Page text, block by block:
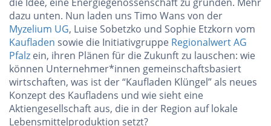
die Idee, eine Energiegenossenschaft zu gründen. Mehr
dazu unten. Nun laden uns Timo Wans von der
Myzelium UG, Luise Sobetzko und Sophie Etzkorn vom
Kaufladen sowie die Initiativgruppe Regionalwert AG
Pfalz ein, ihren Plänen für die Zukunft zu lauschen: wie
können Unternehmer*innen gemeinschaftsbasiert
wirtschaften, was ist der “Kaufladen Klüngel” als neues
Konzept des Kaufladens und wie sieht eine
Aktiengesellschaft aus, die in der Region auf lokale
Lebensmittelproduktion setzt?